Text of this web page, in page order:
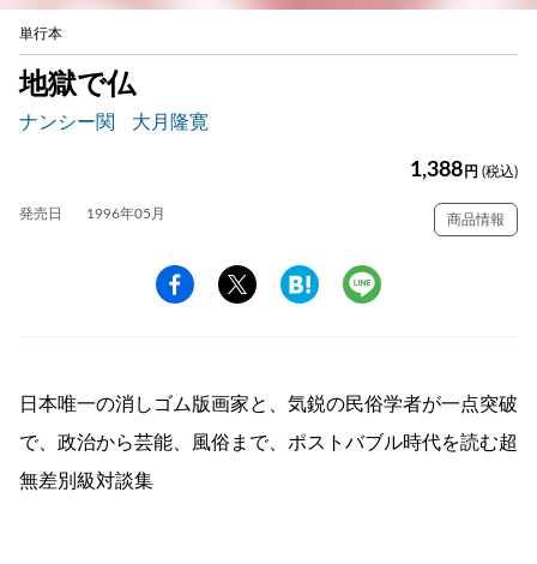
単行本
地獄で仏
ナンシー関 大月隆寛
1,388 円 (税込)
発売日 1996年05月 商品情報
日本唯一の消しゴム版画家と、気鋭の民俗学者が一点突破
で、政治から芸能、風俗まで、ポストバブル時代を読む超
無差別級対談集